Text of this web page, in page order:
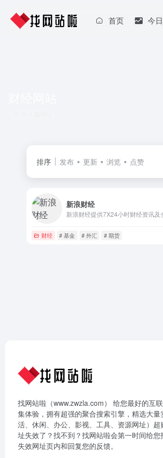
首页 今
排序 发布 更新 浏览 点赞
新浪财经
财经 # 基金 # 外汇 # 期货
找网站啦（www.zwzla.com） 给您最好的互
集体验，拥有超强的聚合搜索引擎，精选大
活、休闲、办公、影视、工具、资源网址）
址失效了？找不到？找网站啦会第一时间给
失效网址页内和回复您的反馈。